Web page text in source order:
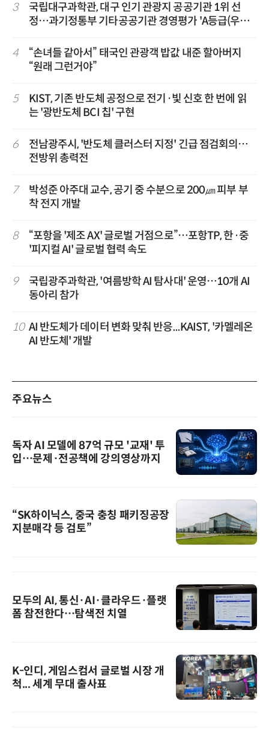
3
국립대구과학관, 대구 인기 관광지 공공기관 1위 선
정…과기정통부 기타공공기관 경영평가 'A등급(우수)'
4
“손녀들 같아서” 태국인 관광객 밥값 내준 할아버지
“원래 그런거야”
5
KIST, 기존 반도체 공정으로 전기·빛 신호 한 번에 읽
는 '광반도체 BCI 칩' 구현
6
전남광주시, '반도체 클러스터 지정' 긴급 점검회의…
전방위 총력전
7
박성준 아주대 교수, 공기 중 수분으로 200㎛ 피부 부
착 전지 개발
8
“포항을 '제조 AX' 글로벌 거점으로”…포항TP, 한·중
'피지컬 AI' 글로벌 협력 속도
9
국립광주과학관, '여름방학 AI 탐사대' 운영…10개 AI
동아리 참가
10 AI 반도체가 데이터 변화 맞춰 반응...KAIST, '카멜레온
AI 반도체' 개발
주요뉴스
독자 AI 모델에 87억 규모 '교재' 투
입…문제·전공책에 강의영상까지
“SK하이닉스, 중국 충칭 패키징공장
지분매각 등 검토”
모두의 AI, 통신·AI·클라우드·플랫
폼 참전한다…탐색전 치열
K-인디, 게임스컴서 글로벌 시장 개
척... 세계 무대 출사표